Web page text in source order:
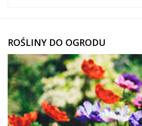
ROŚLINY DO OGRODU